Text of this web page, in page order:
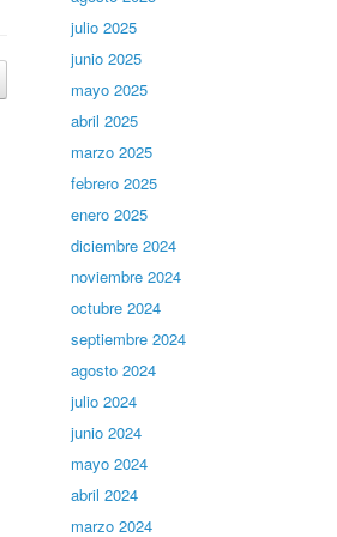
julio 2025
junio 2025
mayo 2025
abril 2025
marzo 2025
febrero 2025
enero 2025
diciembre 2024
noviembre 2024
octubre 2024
septiembre 2024
agosto 2024
julio 2024
junio 2024
mayo 2024
abril 2024
marzo 2024